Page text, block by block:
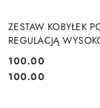
ZESTAW KOBYŁEK
REGULACJĄ
Cena:
100.00
Cena:
100.00